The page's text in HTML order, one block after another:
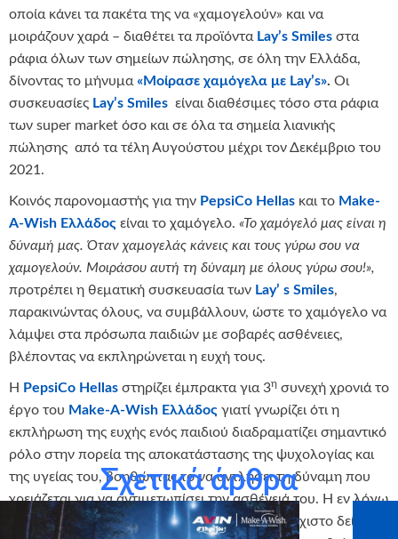
οποία κάνει τα πακέτα της να «χαμογελούν» και να
μοιράζουν χαρά – διαθέτει τα προϊόντα Lay’s Smiles στα
ράφια όλων των σημείων πώλησης, σε όλη την Ελλάδα,
δίνοντας το μήνυμα «Μοίρασε χαμόγελα με Lay’s». Οι
συσκευασίες Lay’s Smiles είναι διαθέσιμες τόσο στα ράφια
των super market όσο και σε όλα τα σημεία λιανικής
πώλησης από τα τέλη Αυγούστου μέχρι τον Δεκέμβριο του
2021.
Κοινός παρονομαστής για την PepsiCo Hellas και το Make-
A-Wish Ελλάδος είναι το χαμόγελο. «Το χαμόγελό μας είναι η
δύναμή μας. Όταν χαμογελάς κάνεις και τους γύρω σου να
χαμογελούν. Μοιράσου αυτή τη δύναμη με όλους γύρω σου!»,
προτρέπει η θεματική συσκευασία των Lay’ s Smiles,
παρακινώντας όλους, να συμβάλλουν, ώστε το χαμόγελο να
λάμψει στα πρόσωπα παιδιών με σοβαρές ασθένειες,
βλέποντας να εκπληρώνεται η ευχή τους.
Η PepsiCo Hellas στηρίζει έμπρακτα για 3η συνεχή χρονιά το
έργο του Make-A-Wish Ελλάδος γιατί γνωρίζει ότι η
εκπλήρωση της ευχής ενός παιδιού διαδραματίζει σημαντικό
ρόλο στην πορεία της αποκατάστασης της ψυχολογίας και
της υγείας του, βοηθώντας το να αντλήσει τη δύναμη που
χρειάζεται για να αντιμετωπίσει την ασθένειά του. Η εν λόγω
πρωτοβουλία τηςPepsiCo Hellasείναι ένα ελάχιστο δείγμα
Σχετικά άρθρα